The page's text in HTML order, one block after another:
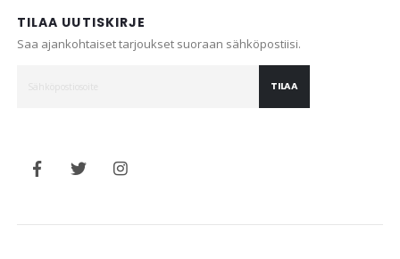
TILAA UUTISKIRJE
Saa ajankohtaiset tarjoukset suoraan sähköpostiisi.
TILAA